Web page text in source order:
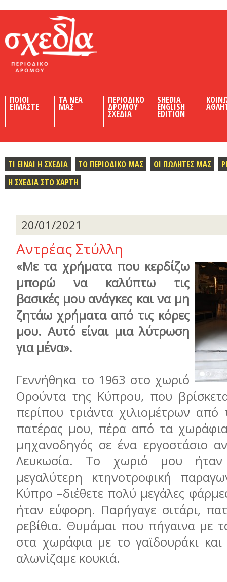
ΠΟΙΟΙ
ΕΙΜΑΣΤΕ
ΤΑ ΝΕΑ
ΜΑΣ
ΠΕΡΙΟΔΙΚΟ
ΔΡΟΜΟΥ
ΣΧΕΔΙΑ
SHEDIA
ENGLISH
EDITION
ΤΙ ΕΙΝΑΙ Η ΣΧΕΔΙΑ ΤΟ ΠΕΡΙΟΔΙΚΟ ΜΑΣ ΟΙ ΠΩΛΗΤΕΣ ΜΑΣ
Η ΣΧΕΔΙΑ ΣΤΟ ΧΑΡΤΗ
20/01/2021
Αντρέας Στύλλη
«Με τα χρήματα που κερδίζω
μπορώ να καλύπτω τις
βασικές μου ανάγκες και να μη
ζητάω χρήματα από τις κόρες
μου. Αυτό είναι μια λύτρωση
για μένα».
Γεννήθηκα το 1963 στο χωριό
Ορούντα της Κύπρου, που
περίπου τριάντα χιλιομέτρων
πατέρας μου, πέρα από τα
μηχανοδηγός σε ένα εργοστάσιο
Λευκωσία. Το χωριό μου
μεγαλύτερη κτηνοτροφική
Κύπρο –διέθετε πολύ μεγάλες
ήταν εύφορη. Παρήγαγε σιτάρι,
ρεβίθια. Θυμάμαι που πήγαινα με
στα χωράφια με το γαϊδουράκι
αλωνίζαμε κουκιά.